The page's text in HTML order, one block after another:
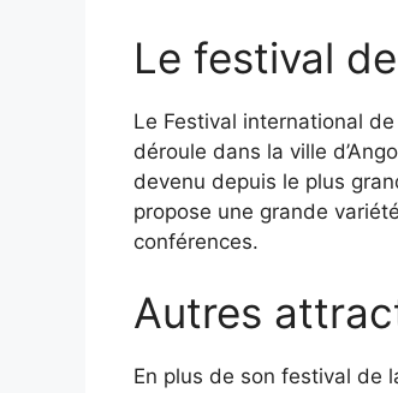
Le festival
Le Festival international
déroule dans la ville
devenu depuis le plus
propose une grande
conférences.
Autres
En plus de son festival de